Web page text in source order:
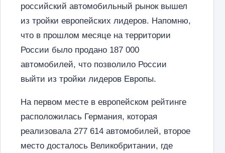
российский автомобильный рынок вышел
из тройки европейских лидеров. Напомню,
что в прошлом месяце на территории
России было продано 187 000
автомобилей, что позволило России
выйти из тройки лидеров Европы.
На первом месте в европейском рейтинге
расположилась Германия, которая
реализовала 277 614 автомобилей, второе
место досталось Великобритании, где